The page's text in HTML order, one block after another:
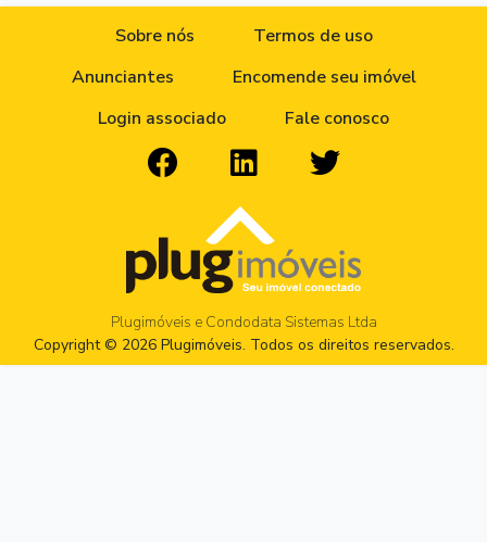
Sobre nós
Termos de uso
Anunciantes
Encomende seu imóvel
Login associado
Fale conosco
Plugimóveis e Condodata Sistemas Ltda
Copyright © 2026 Plugimóveis. Todos os direitos reservados.